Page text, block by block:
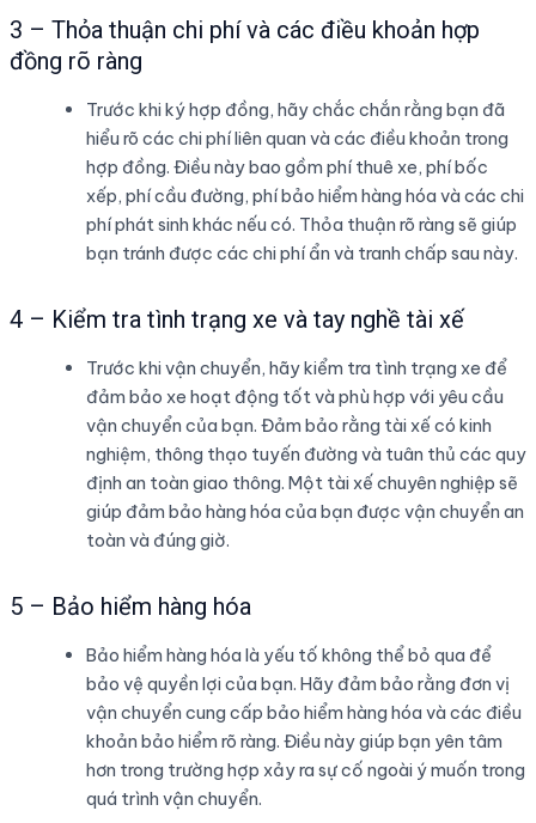
3 – Thỏa thuận chi phí và các điều khoản hợp
đồng rõ ràng
Trước khi ký hợp đồng, hãy chắc chắn rằng bạn đã
hiểu rõ các chi phí liên quan và các điều khoản trong
hợp đồng. Điều này bao gồm phí thuê xe, phí bốc
xếp, phí cầu đường, phí bảo hiểm hàng hóa và các chi
phí phát sinh khác nếu có. Thỏa thuận rõ ràng sẽ giúp
bạn tránh được các chi phí ẩn và tranh chấp sau này.
4 – Kiểm tra tình trạng xe và tay nghề tài xế
Trước khi vận chuyển, hãy kiểm tra tình trạng xe để
đảm bảo xe hoạt động tốt và phù hợp với yêu cầu
vận chuyển của bạn. Đảm bảo rằng tài xế có kinh
nghiệm, thông thạo tuyến đường và tuân thủ các quy
định an toàn giao thông. Một tài xế chuyên nghiệp sẽ
giúp đảm bảo hàng hóa của bạn được vận chuyển an
toàn và đúng giờ.
5 – Bảo hiểm hàng hóa
Bảo hiểm hàng hóa là yếu tố không thể bỏ qua để
bảo vệ quyền lợi của bạn. Hãy đảm bảo rằng đơn vị
vận chuyển cung cấp bảo hiểm hàng hóa và các điều
khoản bảo hiểm rõ ràng. Điều này giúp bạn yên tâm
hơn trong trường hợp xảy ra sự cố ngoài ý muốn trong
quá trình vận chuyển.